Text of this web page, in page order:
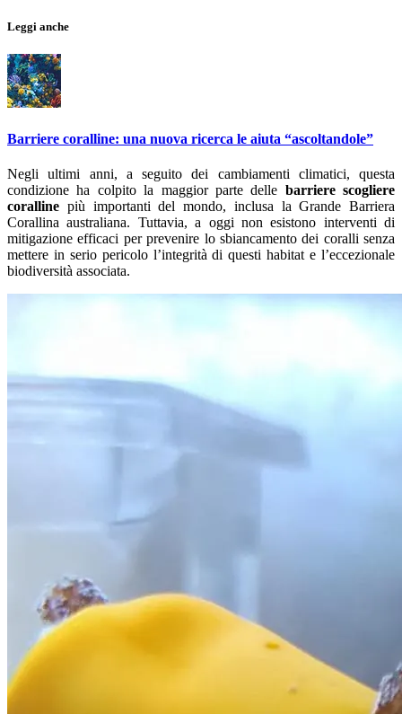
Leggi anche
Barriere coralline: una nuova ricerca le aiuta “ascoltandole”
Negli ultimi anni, a seguito dei cambiamenti climatici, questa
condizione ha colpito la maggior parte delle barriere scogliere
coralline più importanti del mondo, inclusa la Grande Barriera
Corallina australiana. Tuttavia, a oggi non esistono interventi di
mitigazione efficaci per prevenire lo sbiancamento dei coralli senza
mettere in serio pericolo l’integrità di questi habitat e l’eccezionale
biodiversità associata.